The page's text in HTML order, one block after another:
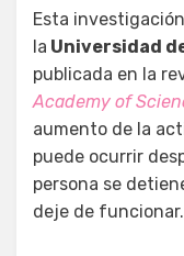
Esta
la Universidad
publicada en la
Academy of
aumento de la
puede ocurrir
persona se
deje de funcionar.